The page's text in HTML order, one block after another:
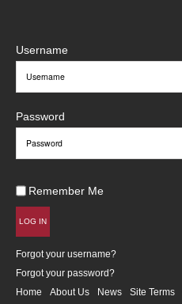
Username
Password
Remember Me
LOG IN
Forgot your username?
Forgot your password?
Home
About Us News Site Terms